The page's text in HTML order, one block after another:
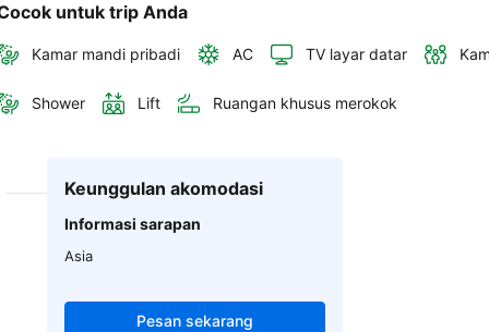
untuk trip Anda
Kamar mandi pribadi AC TV layar datar
Shower Lift Ruangan khusus merokok
Keunggulan akomodasi
Informasi sarapan
Asia
Pesan sekarang